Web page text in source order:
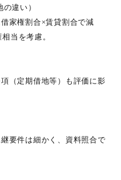
違い）
家権割合×賃貸割合で減
当を考慮。
（定期借地等）も評価に影
要件は細かく、資料照合で